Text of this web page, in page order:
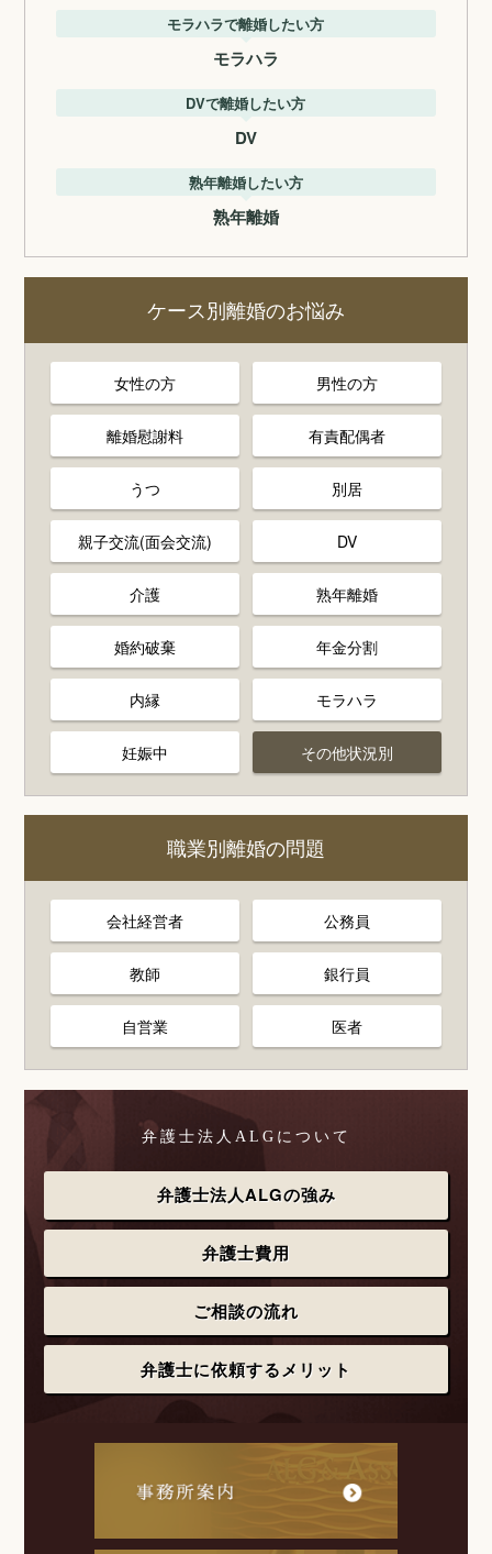
モラハラで離婚したい方
モラハラ
DVで離婚したい方
DV
熟年離婚したい方
熟年離婚
ケース別離婚のお悩み
女性の方 男性の方
離婚慰謝料 有責配偶者
うつ 別居
親子交流(面会交流) DV
介護 熟年離婚
婚約破棄 年金分割
内縁 モラハラ
妊娠中 その他状況別
職業別離婚の問題
会社経営者 公務員
教師 銀行員
自営業 医者
弁護士法人ALGについて
弁護士法人ALGの強み
弁護士費用
ご相談の流れ
弁護士に依頼するメリット